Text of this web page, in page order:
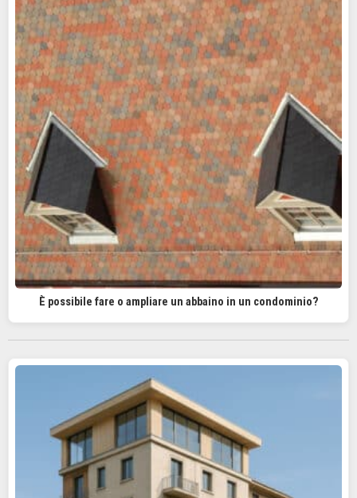
È possibile fare o ampliare un abbaino in un condominio?